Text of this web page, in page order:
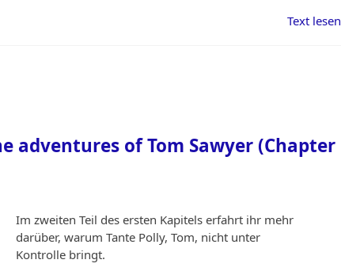
Text lesen
adventures of Tom Sawyer (Chapter
Im zweiten Teil des ersten Kapitels erfahrt ihr mehr
darüber, warum Tante Polly, Tom, nicht unter
Kontrolle bringt.